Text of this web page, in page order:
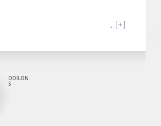
... [+]
ODILON
S